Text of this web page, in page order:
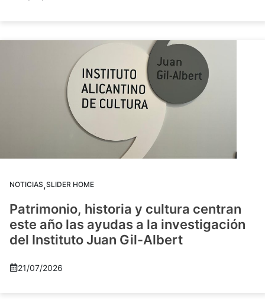
NOTICIAS,SLIDER HOME
Patrimonio, historia y cultura centran
este año las ayudas a la investigación
del Instituto Juan Gil-Albert
21/07/2026